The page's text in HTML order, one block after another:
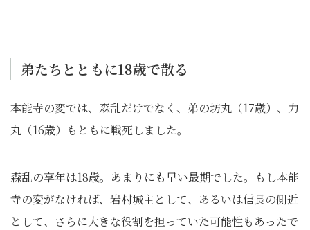
弟たちとともに18歳で散る
本能寺の変では、森乱だけでなく、弟の坊丸（17歳）、力
丸（16歳）もともに戦死しました。
森乱の享年は18歳。あまりにも早い最期でした。もし本能
寺の変がなければ、岩村城主として、あるいは信長の側近
として、さらに大きな役割を担っていた可能性もあったで